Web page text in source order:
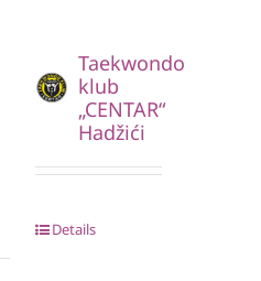
Taekwondo
klub
„CENTAR“
Hadžići
Details